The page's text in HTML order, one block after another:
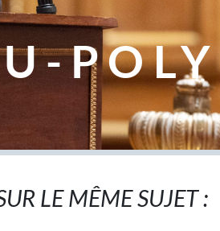
POLY
LE MÊME SUJET :